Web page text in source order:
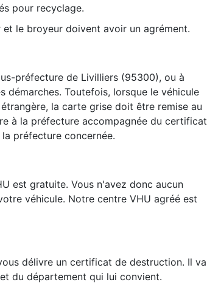
pour recyclage.
le broyeur doivent avoir un agrément.
préfecture de Livilliers (95300), ou à
Toutefois, lorsque le véhicule
la carte grise doit être remise au
à la préfecture accompagnée du certificat
préfecture concernée.
est gratuite. Vous n'avez donc aucun
véhicule. Notre centre VHU agréé est
délivre un certificat de destruction. Il va
du département qui lui convient.